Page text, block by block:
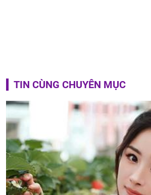
TIN CÙNG CHUYÊN MỤC